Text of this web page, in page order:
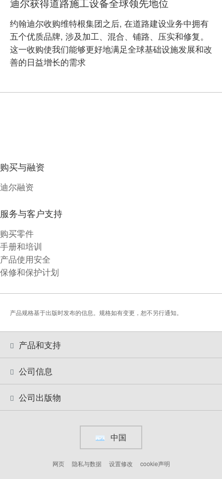
约翰迪尔收购维特根集团之后, 在道路建设业务中拥有
五个优质品牌, 涉及加工、混合、铺路、压实和修复。
这一收购使我们能够更好地满足全球基础设施发展和改
善的日益增长的需求
购买与融资
迪尔融资
服务与客户支持
购买零件
手册和培训
产品使用安全
保修和保护计划
产品规格基于出版时发布的信息。规格如有变更，恕不另行通知。
产品和支持
公司信息
公司出版物
中国
网页 隐私与数据 设置修改 cookie声明